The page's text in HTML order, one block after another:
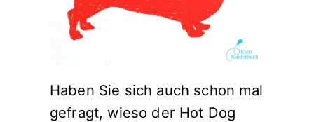
Haben Sie sich auch schon mal
gefragt, wieso der Hot Dog